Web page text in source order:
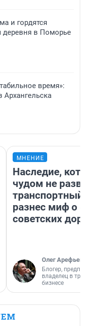
и гордятся
деревня в Поморье
время»:
Архангельска
МНЕНИЕ
Наследие,
чудом не
транспортный
разнес миф о
советских
Олег Арефьев
Блогер,
владелец в
бизнесе